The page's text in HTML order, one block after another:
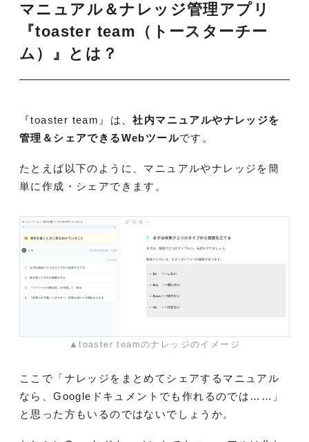
マニュアル＆ナレッジ管理アプリ
『toaster team（トースターチー
ム）』とは？
『toaster team』は、社内マニュアルやナレッジを
管理＆シェアできるWebツールです。
たとえば以下のように、マニュアルやナレッジを簡
単に作成・シェアできます。
▲toaster teamのナレッジのイメージ
ここで「ナレッジをまとめてシェアするマニュアル
なら、Googleドキュメントでも作れるのでは……」
と思った方もいるのではないでしょうか。